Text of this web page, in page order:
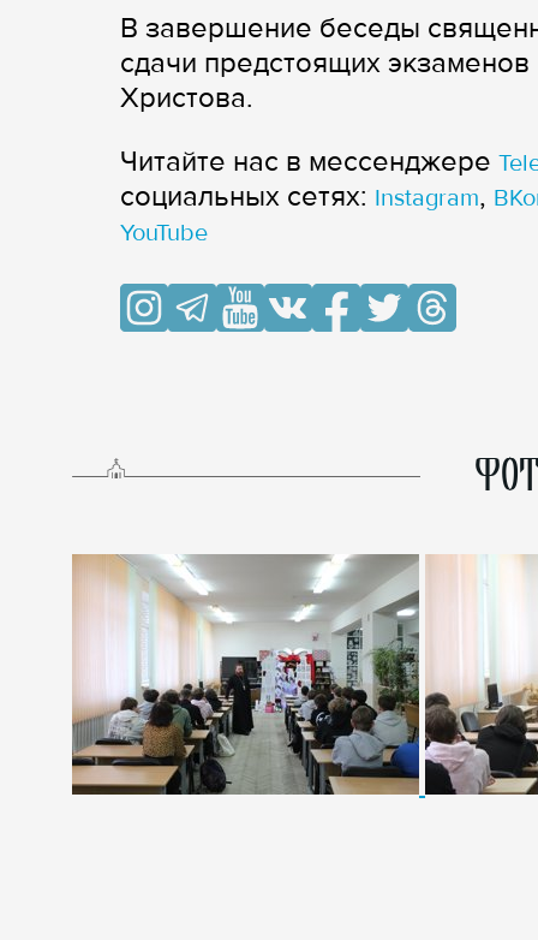
В завершение беседы
сдачи предстоящих
Христова.
Читайте нас в мессенджере
cоциальных сетях: Instagram,
YouTube